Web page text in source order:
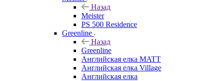
Назад
Meister
PS 500 Residence
Greenline
Назад
Greenline
Английская елка MATT
Английская елка Village
Английская елка